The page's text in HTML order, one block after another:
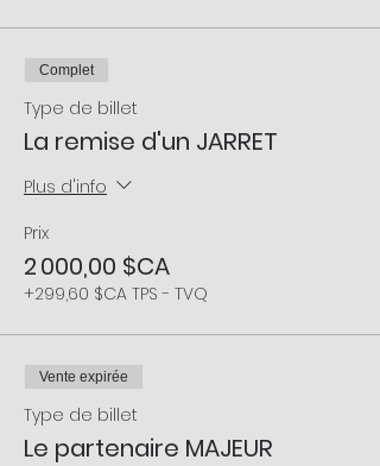
Complet
Type de billet
La remise d'un JARRET
Plus d'info
Prix
2 000,00 $CA
+299,60 $CA TPS - TVQ
Vente expirée
Type de billet
Le partenaire MAJEUR